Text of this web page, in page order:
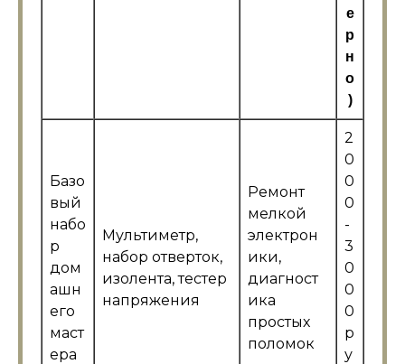
е
р
н
о
)
Базо
вый
набо
р
дом
ашн
его
маст
ера
Мультиметр,
набор отверток,
изолента, тестер
напряжения
Ремонт
мелкой
электрон
ики,
диагност
ика
простых
поломок
2
0
0
0
-
3
0
0
0
р
у